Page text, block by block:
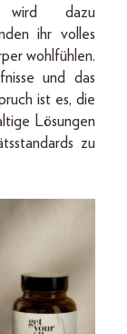
wird dazu
ihr volles
wohlfühlen.
und das
ist es, die
Lösungen
zu